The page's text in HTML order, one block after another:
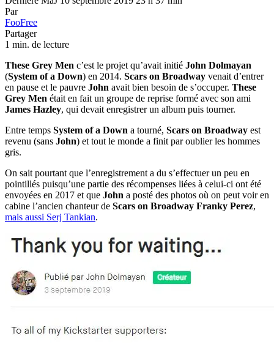
Par
FooFree
Partager
1 min. de lecture
These Grey Men c’est le projet qu’avait initié John Dolmayan
(System of a Down) en 2014. Scars on Broadway venait d’entrer
en pause et le pauvre John avait bien besoin de s’occuper. These
Grey Men était en fait un groupe de reprise formé avec son ami
James Hazley, qui devait enregistrer un album puis tourner.
Entre temps System of a Down a tourné, Scars on Broadway est
revenu (sans John) et tout le monde a finit par oublier les hommes
gris.
On sait pourtant que l’enregistrement a du s’effectuer un peu en
pointillés puisqu’une partie des récompenses liées à celui-ci ont été
envoyées en 2017 et que John a posté des photos où on peut voir en
cabine l’ancien chanteur de Scars on Broadway Franky Perez,
mais aussi Serj Tankian.